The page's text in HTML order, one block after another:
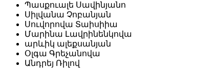
Պասքուալե Սավինյանո
Սիլվանա Չոբանյան
Սուվորովա Տաիսիիա
Մարինա Լավրինենկովա
արևիկ ալեքսանյան
Օլգա Գրեչանովա
Անդրեյ Ռիլով